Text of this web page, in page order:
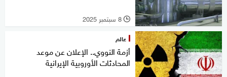
l 8 سبتمبر 2025
عالم
أزمة النووي.. الإعلان عن موعد
المحادثات الأوروبية الإيرانية